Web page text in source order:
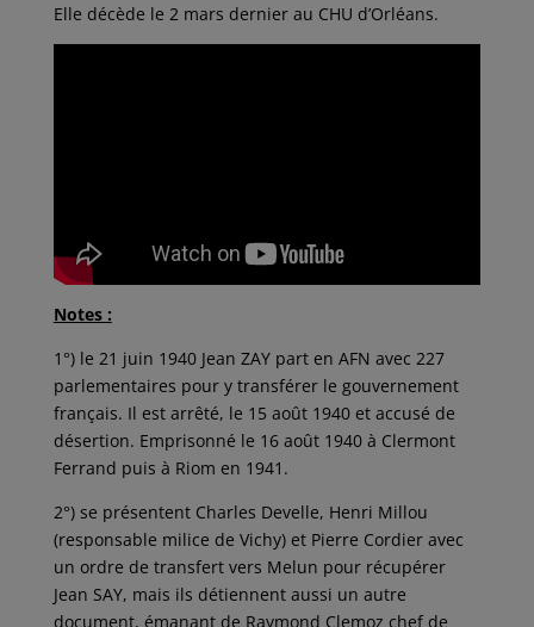
Elle décède le 2 mars dernier au CHU d’Orléans.
Notes :
1°) le 21 juin 1940 Jean ZAY part en AFN avec 227
parlementaires pour y transférer le gouvernement
français. Il est arrêté, le 15 août 1940 et accusé de
désertion. Emprisonné le 16 août 1940 à Clermont
Ferrand puis à Riom en 1941.
2°) se présentent Charles Develle, Henri Millou
(responsable milice de Vichy) et Pierre Cordier avec
un ordre de transfert vers Melun pour récupérer
Jean SAY, mais ils détiennent aussi un autre
document, émanant de Raymond Clemoz chef de